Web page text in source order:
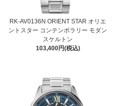
RK-AV0136N ORIENT STAR オリエ
ントスター コンテンポラリー モダン
スケルトン
103,400円(税込)